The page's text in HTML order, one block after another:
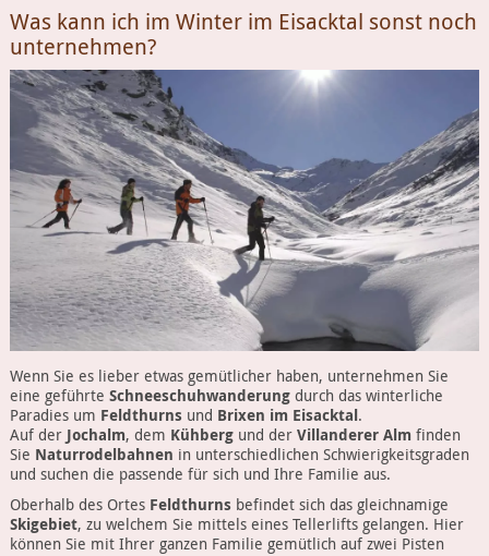
Was kann ich im Winter im Eisacktal sonst noch
unternehmen?
Wenn Sie es lieber etwas gemütlicher haben, unternehmen Sie
eine geführte Schneeschuhwanderungdurch das winterliche
Paradies um Feldthurns und Brixen im Eisacktal.
Auf der Jochalm, dem Kühbergund der Villanderer Almfinden
Sie Naturrodelbahnen in unterschiedlichen Schwierigkeitsgraden
und suchen die passende für sich und Ihre Familie aus.
Oberhalb des Ortes Feldthurnsbefindet sich das gleichnamige
Skigebiet, zu welchem Sie mittels eines Tellerlifts gelangen. Hier
können Sie mit Ihrer ganzen Familie gemütlich auf zwei Pisten